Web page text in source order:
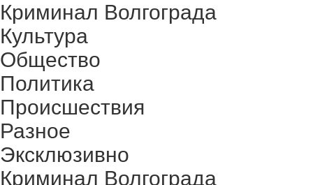
Криминал Волгограда
Культура
Общество
Политика
Происшествия
Разное
Эксклюзивно
Криминал Волгограда